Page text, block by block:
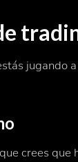
jugando
crees que